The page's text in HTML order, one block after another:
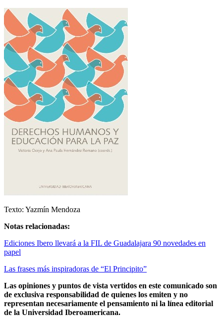
Texto: Yazmín Mendoza
Notas relacionadas:
Ediciones Ibero llevará a la FIL de Guadalajara 90 novedades en
papel
Las frases más inspiradoras de “El Principito”
Las opiniones y puntos de vista vertidos en este comunicado son
de exclusiva responsabilidad de quienes los emiten y no
representan necesariamente el pensamiento ni la línea editorial
de la Universidad Iberoamericana.